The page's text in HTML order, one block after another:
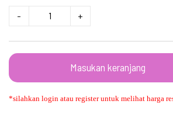
- +
Masukan keranjang
*silahkan login atau register untuk melihat harga